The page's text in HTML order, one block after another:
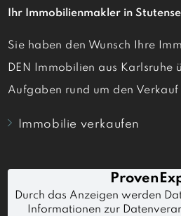
Ihr Immobilienmakler in
Sie haben den Wunsch Ihre
DEN Immobilien aus Karlsruhe
Aufgaben rund um den
Immobilie verkaufen